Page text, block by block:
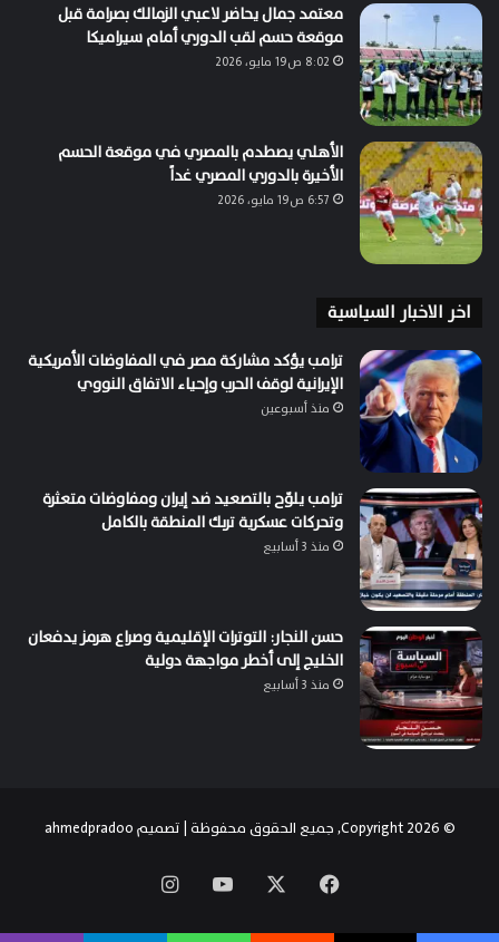
معتمد جمال يحاضر لاعبي الزمالك بصرامة قبل
موقعة حسم لقب الدوري أمام سيراميكا
8:02 ص19 مايو، 2026
الأهلي يصطدم بالمصري في موقعة الحسم
الأخيرة بالدوري المصري غداً
6:57 ص19 مايو، 2026
اخر الاخبار السياسية
ترامب يؤكد مشاركة مصر في المفاوضات الأمريكية
الإيرانية لوقف الحرب وإحياء الاتفاق النووي
منذ أسبوعين
ترامب يلوّح بالتصعيد ضد إيران ومفاوضات متعثرة
وتحركات عسكرية تربك المنطقة بالكامل
منذ 3 أسابيع
حسن النجار: التوترات الإقليمية وصراع هرمز يدفعان
الخليج إلى أخطر مواجهة دولية
منذ 3 أسابيع
© Copyright 2026, جميع الحقوق محفوظة | تصميم ahmedpradoo
فيسبوك ‫YouTube